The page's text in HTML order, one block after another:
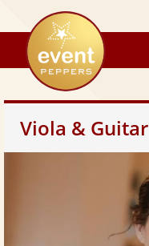
eventpeppers
Viola & Guitar